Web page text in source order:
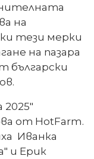
на
тези мерки
на пазара
български
от HotFarm.
Иванка
и Ерик